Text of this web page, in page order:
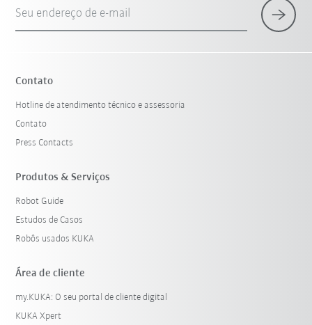
Resetar filtro
Seu endereço de e-mail
Contato
Hotline de atendimento técnico e assessoria
Contato
Press Contacts
Produtos & Serviços
Robot Guide
Estudos de Casos
Robôs usados KUKA
Área de cliente
my.KUKA: O seu portal de cliente digital
KUKA Xpert